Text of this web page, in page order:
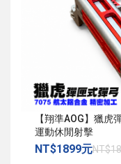
【翔準AOG】獵虎
運動休閒射擊
NT$1899元